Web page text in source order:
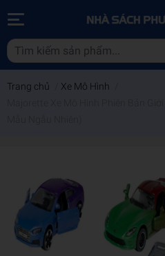
Trang chủ Xe Mô Hình